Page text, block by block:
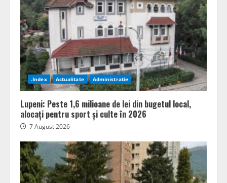
.Index Actualitate Administratie
Lupeni: Peste 1,6 milioane de lei din bugetul local,
alocați pentru sport și culte în 2026
7 August 2026